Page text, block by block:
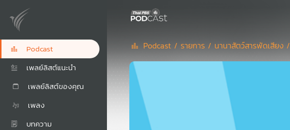
Podcast
เพลย์ลิสต์แนะนำ
เพลย์ลิสต์ของคุณ
เพลง
บทความ
Podcast / รายการ / นานาสัตว์สารพัดเสียง /